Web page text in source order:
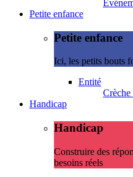
Petite enfance
Petite enfance
Ici, les petits bouts
Entité
Crèche
Handicap
Handicap
Construire des
besoins réels